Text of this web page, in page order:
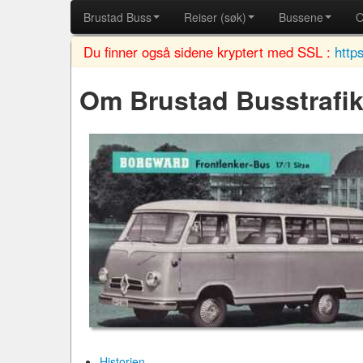
Brustad Buss Reiser (søk) Bussene
Du finner også sidene kryptert med SSL :
Om Brustad